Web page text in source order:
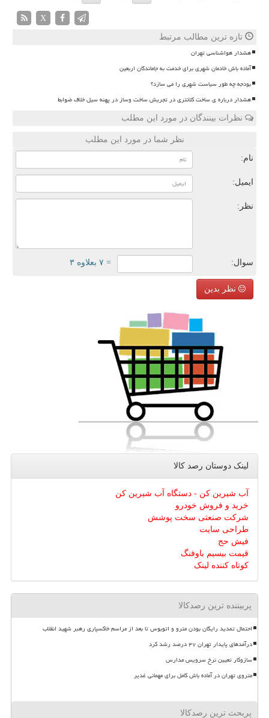
X
تازه ترین مطالب مرتبط
هشدار هواشناسی تهران
آماده باش خادمان شهری برای خدمت به جاماندگان اربعین
بودجه چه طور سیاست شهری را می سازد؟
هشدار درباره ی ساخت کلانتری در تجریش ساخت وساز در پهنه سیل خلاف ضوابط
نظرات بینندگان در مورد این مطلب
نظر شما در مورد این مطلب
نام:
ایمیل:
نظر:
سوال: = ۷ بعلاوه ۳
نظر بدین
لینک دوستان رصد كالا
آب شیرین کن - دستگاه آب شیرین کن
خرید و فروش خودرو
شرکت صنعتی سخت پوشش
طراحی سایت
فیش حج
قیمت بیسیم باوفنگ
کوتاه کننده لینک
پربیننده ترین رصدکالا
احتمال تمدید رایگان بودن مترو و اتوبوس تا بعد از مراسم خاکسپاری رهبر شهید انقلاب
درآمدهای پایدار تهران ۴۷ درصد رشد کرد
سازوکار تعیین نرخ سرویس مدارس
متروی تهران در آماده باش کامل برای مهمانی غدیر
پربحث ترین رصدکالا